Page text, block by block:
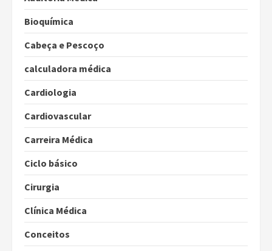
Bioquímica
Cabeça e Pescoço
calculadora médica
Cardiologia
Cardiovascular
Carreira Médica
Ciclo básico
Cirurgia
Clínica Médica
Conceitos